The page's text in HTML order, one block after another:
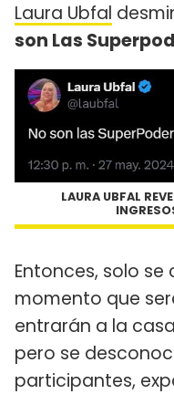
Laura Ubfal
son Las
LAURA UBFAL
Entonces, solo
momento que
entrarán a la
pero se
participantes,